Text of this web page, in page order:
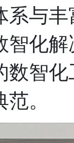
系与
智化
数智
。